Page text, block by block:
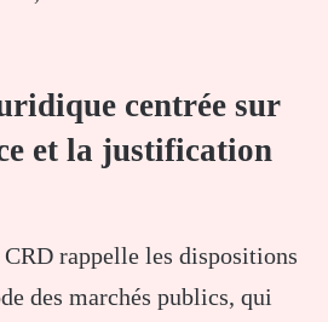
centrée sur
et la justification
rappelle les dispositions
des marchés publics, qui